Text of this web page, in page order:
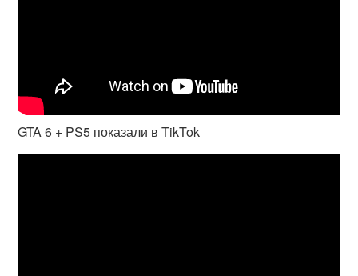
GTA 6 + PS5 показали в TikTok